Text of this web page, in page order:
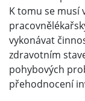
K tomu se musí
vykonávat
zdravotním
pohybových
přehodnocení